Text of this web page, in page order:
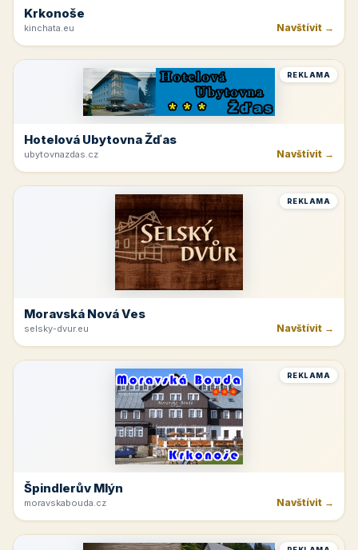
Krkonoše
kinchata.eu Navštívit →
REKLAMA
Hotelová Ubytovna Žďas
ubytovnazdas.cz Navštívit →
REKLAMA
Moravská Nová Ves
selsky-dvur.eu Navštívit →
REKLAMA
Špindlerův Mlýn
moravskabouda.cz Navštívit →